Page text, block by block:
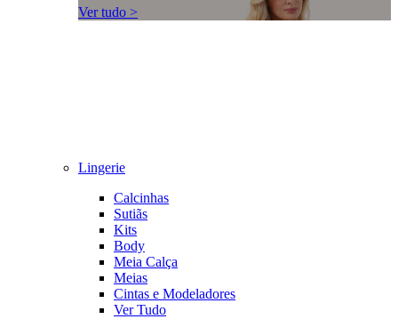
Ver tudo >
Lingerie
Calcinhas
Sutiãs
Kits
Body
Meia Calça
Meias
Cintas e Modeladores
Ver Tudo